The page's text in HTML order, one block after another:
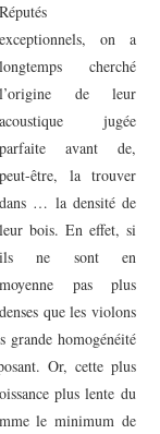
Réputés
exceptionnels, on a
longtemps cherché
l’origine de leur
acoustique jugée
parfaite avant de,
peut-être, la trouver
dans … la densité de
leur bois. En effet, si
ils ne sont en
moyenne pas plus
denses que les violons
grande homogénéité
Or, cette plus
plus lente du
le minimum de